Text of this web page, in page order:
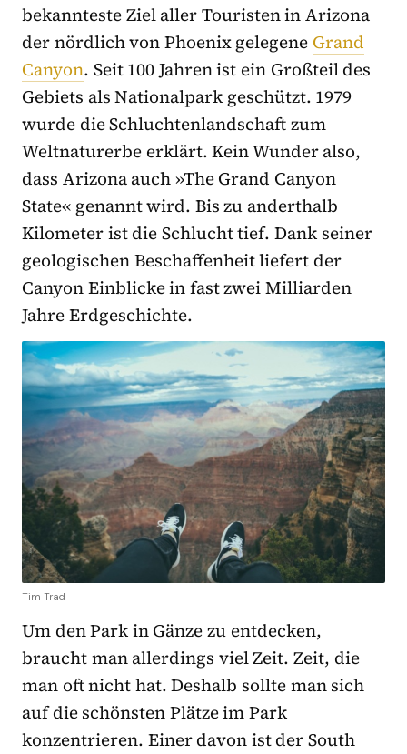
bekannteste Ziel aller Touristen in Arizona
der nördlich von Phoenix gelegene Grand
Canyon. Seit 100 Jahren ist ein Großteil des
Gebiets als Nationalpark geschützt. 1979
wurde die Schluchtenlandschaft zum
Weltnaturerbe erklärt. Kein Wunder also,
dass Arizona auch »The Grand Canyon
State« genannt wird. Bis zu anderthalb
Kilometer ist die Schlucht tief. Dank seiner
geologischen Beschaffenheit liefert der
Canyon Einblicke in fastzweiMilliarden
Jahre Erdgeschichte.
Tim Trad
Um den Park in Gänze zu entdecken,
braucht man allerdings viel Zeit. Zeit, die
man oft nicht hat. Deshalb sollte man sich
auf die schönsten Plätze im Park
konzentrieren. Einer davon ist der South